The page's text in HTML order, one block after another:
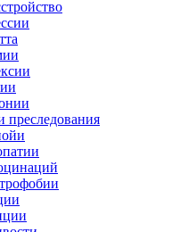
преследования